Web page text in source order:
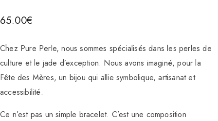
65.00€
Chez Pure Perle, nous sommes spécialisés dans les perles de
culture et le jade d’exception. Nous avons imaginé, pour la
Fête des Mères, un bijou qui allie symbolique, artisanat et
accessibilité.
Ce n’est pas un simple bracelet. C’est une composition